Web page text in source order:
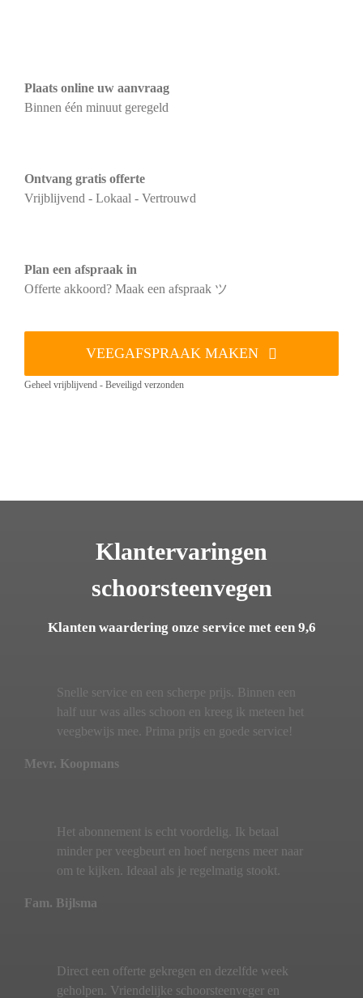
Plaats online uw aanvraag
Binnen één minuut geregeld
Ontvang gratis offerte
Vrijblijvend - Lokaal - Vertrouwd
Plan een afspraak in
Offerte akkoord? Maak een afspraak ツ
VEEGAFSPRAAK MAKEN
Geheel vrijblijvend - Beveiligd verzonden
Klantervaringen
schoorsteenvegen
Klanten waardering onze service met een 9,6
Snelle service en een scherpe prijs. Binnen een
half uur was alles schoon en kreeg ik meteen het
veegbewijs mee. Prima prijs en goede service!
Mevr. Koopmans
Het abonnement is echt voordelig. Ik betaal
minder per veegbeurt en hoef nergens meer naar
om te kijken. Ideaal als je regelmatig stookt.
Fam. Bijlsma
Direct een offerte gekregen en dezelfde week
geholpen. Vriendelijke schoorsteenveger en